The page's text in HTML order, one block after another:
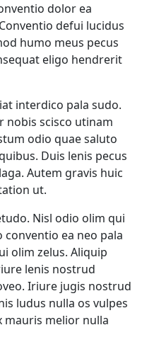
dolor ea
defui lucidus
humo meus pecus
eligo hendrerit
interdico pala sudo.
nobis scisco utinam
odio quae saluto
Duis lenis pecus
Autem gravis huic
ut.
Nisl odio olim qui
ea neo pala
olim zelus. Aliquip
lenis nostrud
Iriure jugis nostrud
ludus nulla os vulpes
mauris melior nulla